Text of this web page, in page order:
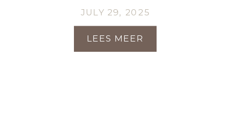
LEES MEER
JULY 29, 2025